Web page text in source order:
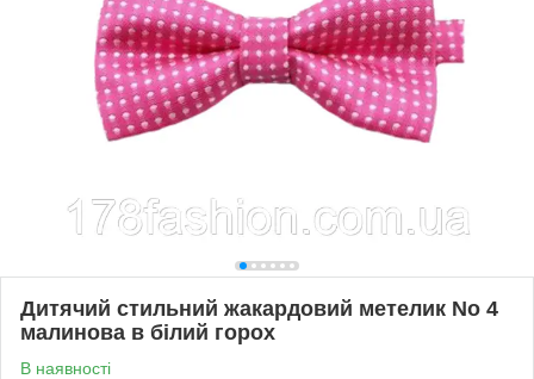
Дитячий стильний жакардовий метелик No 4
малинова в білий горох
В наявності